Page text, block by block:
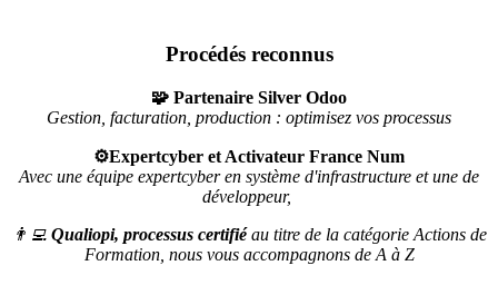
Procédés reconnus
🧩 Partenaire Silver Odoo
Gestion, facturation, production : optimisez vos processus
⚙️Expertcyber et Activateur France Num
Avec une équipe expertcyber en système d'infrastructure et une de
développeur,
👨‍💻 Qualiopi, processus certifiéau titre de la catégorie Actions de
Formation, nous vous accompagnons de A à Z